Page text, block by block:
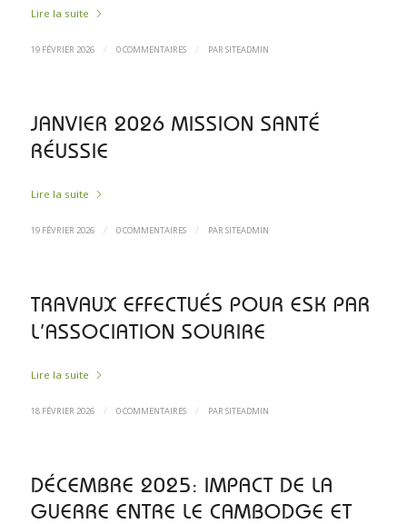
Lire la suite
19 FÉVRIER 2026 / 0 COMMENTAIRES / PAR SITEADMIN
JANVIER 2026 MISSION SANTÉ
RÉUSSIE
Lire la suite
19 FÉVRIER 2026 / 0 COMMENTAIRES / PAR SITEADMIN
TRAVAUX EFFECTUÉS POUR ESK PAR
L’ASSOCIATION SOURIRE
Lire la suite
18 FÉVRIER 2026 / 0 COMMENTAIRES / PAR SITEADMIN
DÉCEMBRE 2025: IMPACT DE LA
GUERRE ENTRE LE CAMBODGE ET